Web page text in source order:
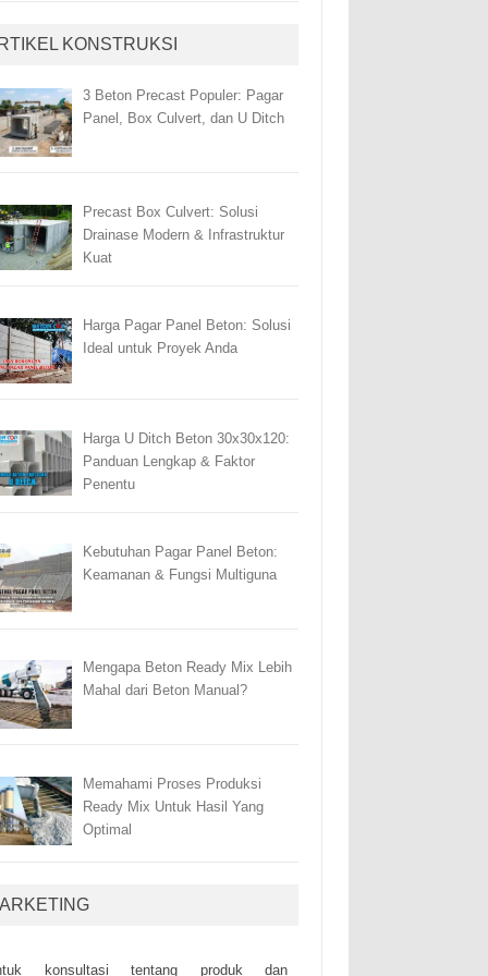
KONSTRUKSI
3 Beton Precast Populer: Pagar
Panel, Box Culvert, dan U Ditch
Precast Box Culvert: Solusi
Drainase Modern & Infrastruktur
Kuat
Harga Pagar Panel Beton: Solusi
Ideal untuk Proyek Anda
Harga U Ditch Beton 30x30x120:
Panduan Lengkap & Faktor
Penentu
Kebutuhan Pagar Panel Beton:
Keamanan & Fungsi Multiguna
Mengapa Beton Ready Mix Lebih
Mahal dari Beton Manual?
Memahami Proses Produksi
Ready Mix Untuk Hasil Yang
Optimal
kоnsultаsі tеntаng рrоduk dаn